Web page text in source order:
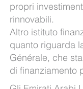
propri
rinnovabili.
Altro istituto
quanto riguarda
Générale, che
di finanziamento